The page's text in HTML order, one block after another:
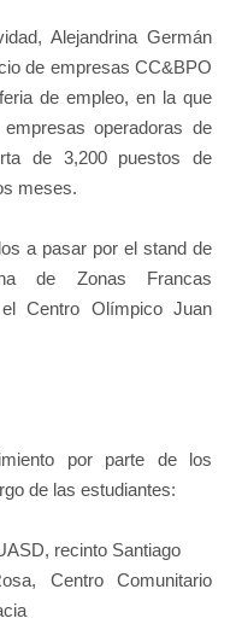
Alejandrina Germán
de empresas CC&BPO
de empleo, en la que
operadoras de
de 3,200 puestos de
meses.
a pasar por el stand de
de Zonas Francas
Centro Olímpico Juan
por parte de los
de las estudiantes:
recinto Santiago
Centro Comunitario